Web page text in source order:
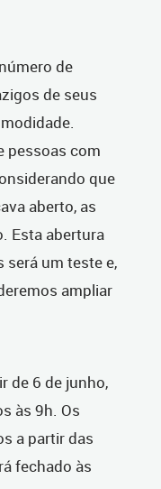
de
de seus
pessoas com
que
aberto, as
Esta abertura
um teste e,
ampliar
de 6 de junho,
às 9h. Os
a partir das
fechado às